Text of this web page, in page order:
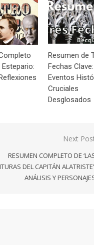
Resumen de
Fechas Clave:
Eventos
Cruciales
Desglosados
Next
RESUMEN COMPLETO DE
DEL CAPITÁN
ANÁLISIS Y